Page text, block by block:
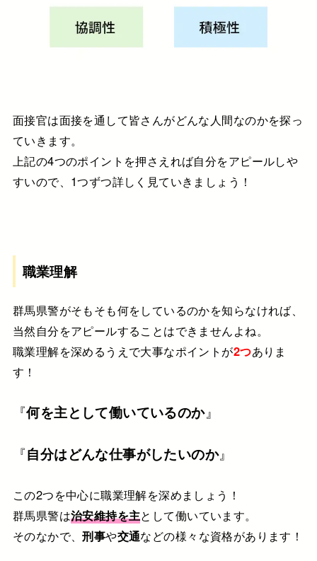
面接官は面接を通して皆さんがどんな人間なのかを探っ
ていきます。
上記の4つのポイントを押さえれば自分をアピールしや
すいので、1つずつ詳しく見ていきましょう！
職業理解
群馬県警がそもそも何をしているのかを知らなければ、
当然自分をアピールすることはできませんよね。
職業理解を深めるうえで大事なポイントが2つありま
す！
『何を主として働いているのか』
『自分はどんな仕事がしたいのか』
この2つを中心に職業理解を深めましょう！
群馬県警は治安維持を主として働いています。
そのなかで、刑事や交通などの様々な資格があります！